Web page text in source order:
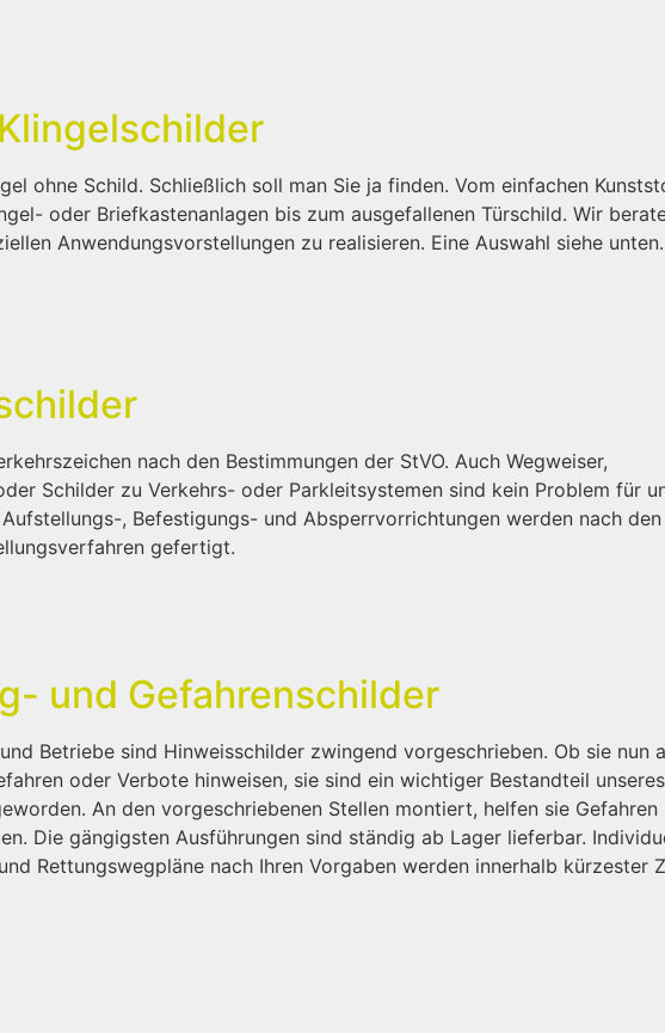
ohne Schild. Schließlich soll man Sie ja finden. Vom einfachen
oder Briefkastenanlagen bis zum ausgefallenen Türschild. Wir
Anwendungsvorstellungen zu realisieren. Eine Auswahl siehe unten.
nach den Bestimmungen der StVO. Auch Wegweiser,
Schilder zu Verkehrs- oder Parkleitsystemen sind kein Problem für
, Befestigungs- und Absperrvorrichtungen werden nach den
gefertigt.
und Gefahrenschilder
Betriebe sind Hinweisschilder zwingend vorgeschrieben. Ob sie nun
oder Verbote hinweisen, sie sind ein wichtiger Bestandteil unseres
An den vorgeschriebenen Stellen montiert, helfen sie Gefahren
Die gängigsten Ausführungen sind ständig ab Lager lieferbar.
Rettungswegpläne nach Ihren Vorgaben werden innerhalb kürzester